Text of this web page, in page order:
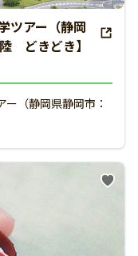
ツアー（静岡
どきどき】
（静岡県静岡市：